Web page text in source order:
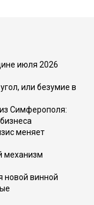
июля 2026
или безумие в
Симферополя:
меняет
механизм
новой винной